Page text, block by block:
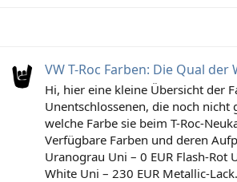
VW T-Roc Farben: Die Qual der
Hi, hier eine kleine Übersicht der
Unentschlossenen, die noch nicht
welche Farbe sie beim T-Roc-
Verfügbare Farben und deren
Uranograu Uni – 0 EUR Flash-Rot
White Uni – 230 EUR Metallic-